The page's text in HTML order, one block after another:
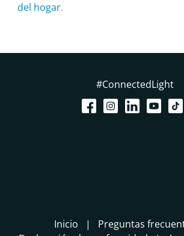
del hogar.
#ConnectedLight
Inicio
Preguntas